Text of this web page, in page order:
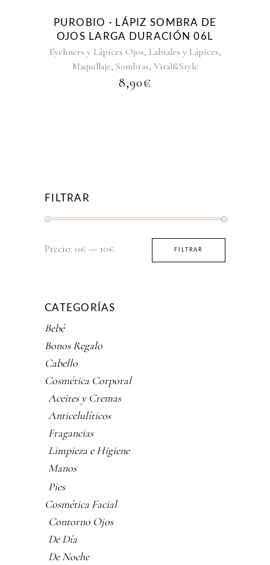
PUROBIO · LÁPIZ SOMBRA DE
OJOS LARGA DURACIÓN 06L
Eyeliners y Lápices Ojos, Labiales y Lápices,
Maquillaje, Sombras, Vital&Style
8,90€
FILTRAR
Precio
Precio
FILTRAR
Precio: 0€— 10€
CATEGORÍAS
Bebé
Bonos Regalo
Cabello
Cosmética Corporal
Aceites y Cremas
Anticelulíticos
Fragancias
Limpieza e Higiene
Manos
Pies
Cosmética Facial
Contorno Ojos
De Día
De Noche